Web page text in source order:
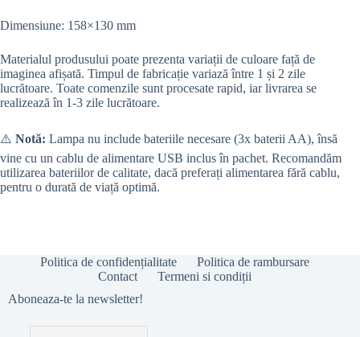
Dimensiune: 158×130 mm
Materialul produsului poate prezenta variații de culoare față de
imaginea afișată. Timpul de fabricație variază între 1 și 2 zile
lucrătoare. Toate comenzile sunt procesate rapid, iar livrarea se
realizează în 1-3 zile lucrătoare.
⚠️ Notă: Lampa nu include bateriile necesare (3x baterii AA), însă
vine cu un cablu de alimentare USB inclus în pachet. Recomandăm
utilizarea bateriilor de calitate, dacă preferați alimentarea fără cablu,
pentru o durată de viață optimă.
Politica de confidențialitate
Politica de rambursare
Contact
Termeni si condiții
Aboneaza-te la newsletter!